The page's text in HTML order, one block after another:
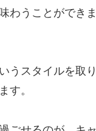
わうことができま
うスタイルを取り
す。